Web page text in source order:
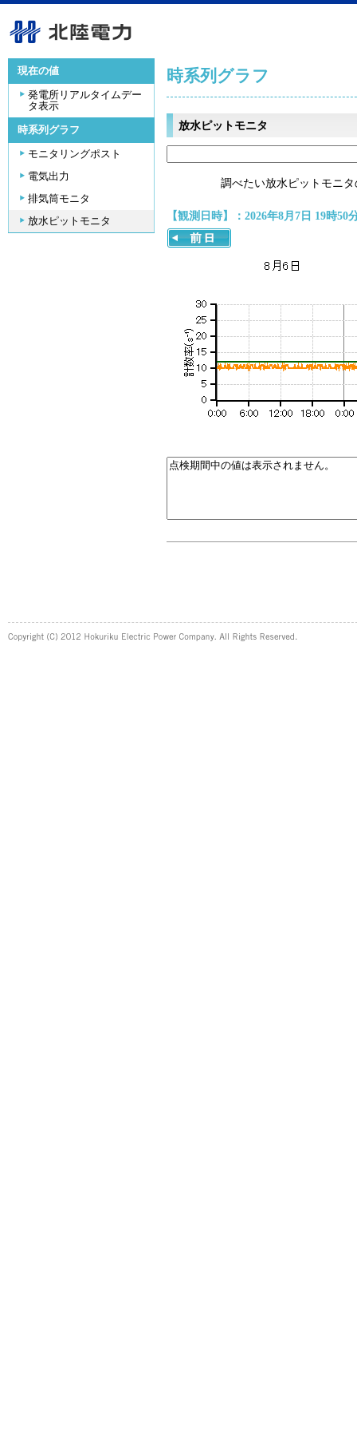
現在の値
発電所リアルタイムデー
タ表示
時系列グラフ
モニタリングポスト
電気出力
排気筒モニタ
放水ピットモニタ
時系列グラフ
放水ピットモニタ
調べたい放水ピットモニ
【観測日時】：2026年8月7日 19時50